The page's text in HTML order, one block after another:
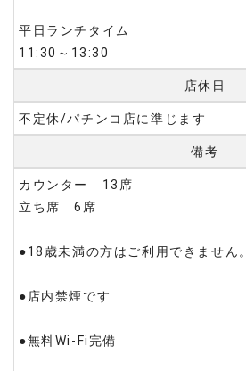
平日ランチタイム
11:30～13:30
店休日
不定休/パチンコ店に準じます
備考
カウンター 13席
立ち席 6席
●18歳未満の方はご利用できません。
●店内禁煙です
●無料Wi-Fi完備